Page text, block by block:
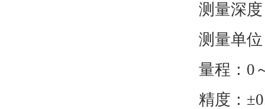
测量深
测量单
量程：0
精度：